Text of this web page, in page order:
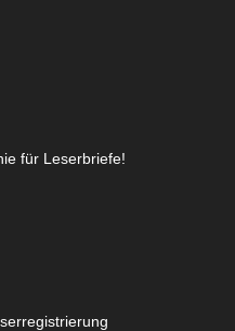
für Leserbriefe!